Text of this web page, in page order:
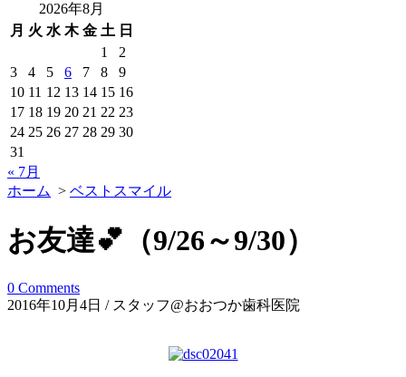
2026年8月
月 火 水 木 金 土 日
1
2
3
4 5 6 7 8
9
10 11 12 13 14 15 16
17 18 19 20 21 22 23
24 25 26 27 28 29 30
31
« 7月
ホーム > ベストスマイル
お友達💕（9/26～9/30）
0 Comments
2016年10月4日 / スタッフ@おおつか歯科医院